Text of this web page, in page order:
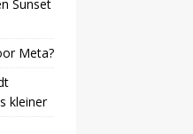
Sunset
Meta?
kleiner